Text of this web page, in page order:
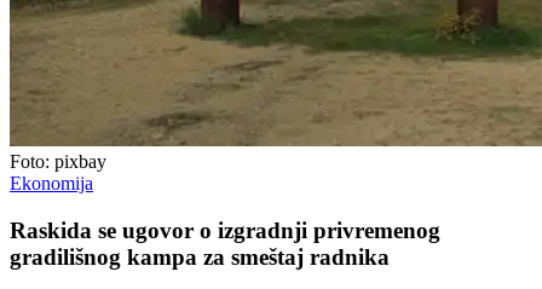
Foto: pixbay
Ekonomija
Raskida se ugovor o izgradnji privremenog
gradilišnog kampa za smeštaj radnika